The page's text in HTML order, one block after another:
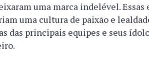
uma marca indelével. Essas
uma cultura de paixão e
das principais equipes e seus